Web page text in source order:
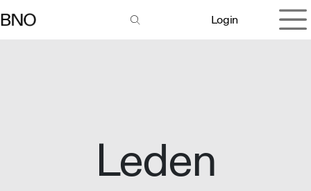
Login
Leden